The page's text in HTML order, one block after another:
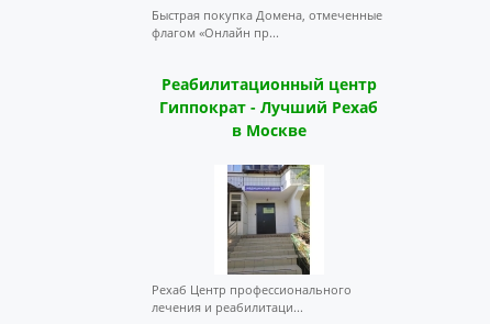
Быстрая покупка Домена, отмеченные
флагом «Онлайн пр...
Реабилитационный центр
Гиппократ - Лучший Рехаб
в Москве
Рехаб Центр профессионального
лечения и реабилитаци...